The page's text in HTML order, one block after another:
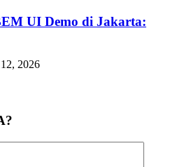
UI Demo di Jakarta:
2026